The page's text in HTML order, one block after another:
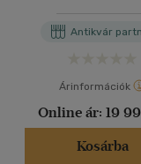
évfolyam I-IV.+
IX.évfolyam I-
X.évfolyam I-III.
43db)
Antikvár
Árinformációk
Online ár: 19
Kosárba